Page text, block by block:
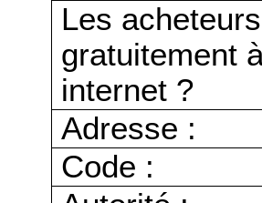
Les
gratuitement
internet ?
Adresse :
Code :